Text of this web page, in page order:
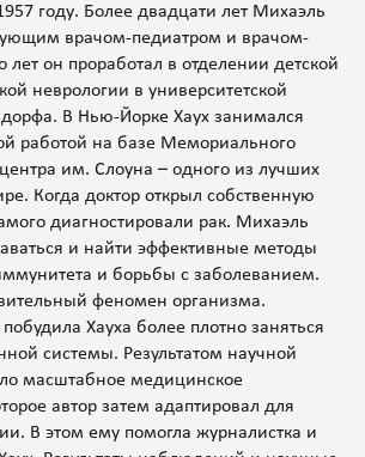
году. Более двадцати лет Михаэль
врачом-педиатром и врачом-
он проработал в отделении детской
неврологии в университетской
В Нью-Йорке Хаух занимался
работой на базе Мемориального
им. Слоуна – одного из лучших
Когда доктор открыл собственную
диагностировали рак. Михаэль
и найти эффективные методы
и борьбы с заболеванием.
феномен организма.
Хауха более плотно заняться
системы. Результатом научной
масштабное медицинское
автор затем адаптировал для
В этом ему помогла журналистка и